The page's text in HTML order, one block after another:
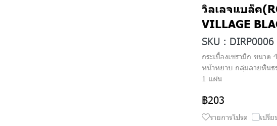
วิลเลจแบล็ค
VILLAGE
SKU : DIRP0006
กระเบื้องเซรามิก ขนา
หน้าหยาบ กลุ่มลายหินธ
1 แผ่น
฿203
รายการโปรด เปรี